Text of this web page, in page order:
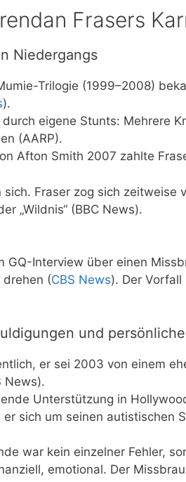
Frasers
Niedergangs
Trilogie (1999–2008)
).
eigene Stunts: Mehrere
(AARP).
Afton Smith 2007 zahlte
Fraser zog sich zeitweise
„Wildnis“ (BBC News).
GQ-Interview über einen
drehen (CBS News). Der
und
er sei 2003 von einem
News).
Unterstützung in
sich um seinen autistischen
war kein einzelner Fehler,
emotional. Der